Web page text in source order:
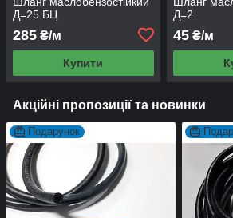
Д=25 БЦ
285 ₴/м
Купити
Д=2
45₴/м
Акційні пропозиції та новинки
Подарунок